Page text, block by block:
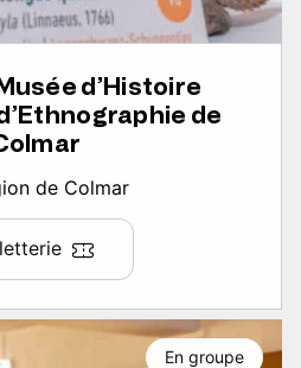
d’Histoire
de
de Colmar
En groupe